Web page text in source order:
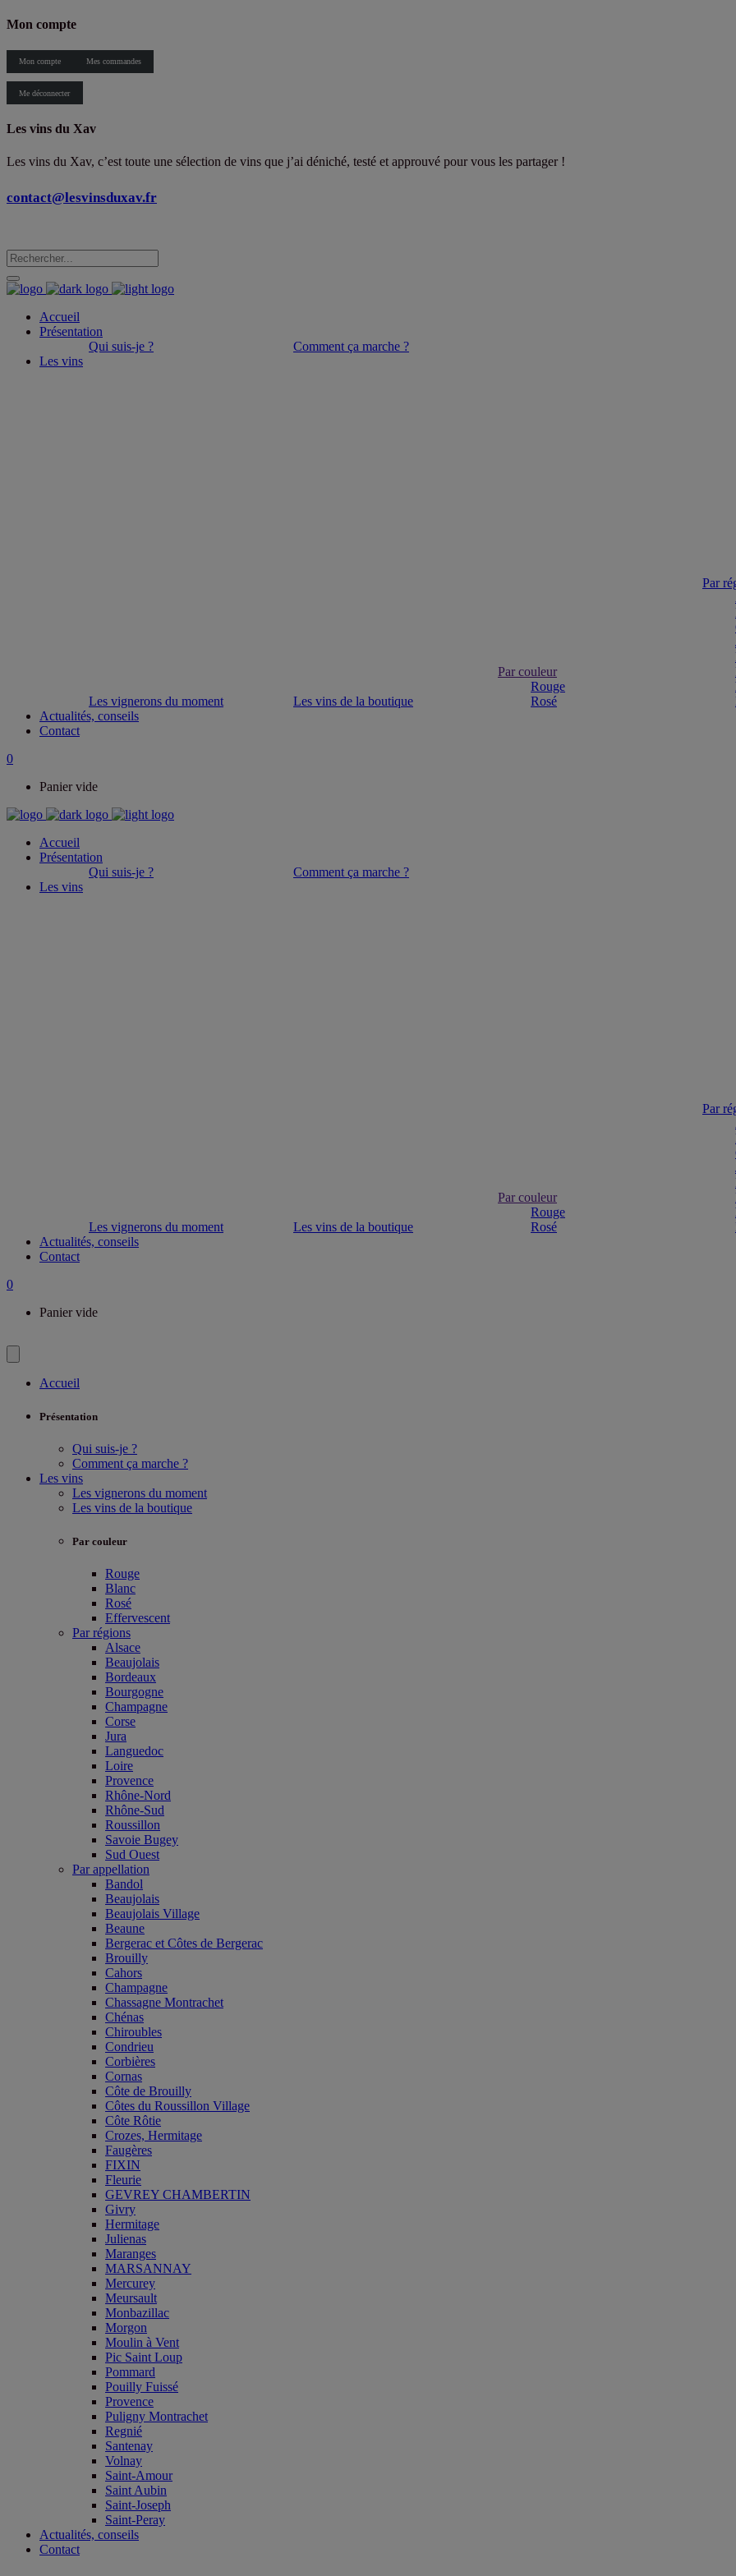
Mon compte
Mon compte Mes commandes
Me déconnecter
Les vins du Xav
Les vins du Xav, c’est toute une sélection de vins que j’ai déniché, testé et approuvé pour vous les partager !
contact@lesvinsduxav.fr
Accueil
Présentation
Qui suis-je ?
Comment ça marche ?
Les vins
Les vignerons du moment Les vins de la boutique
Par couleur
Rouge
Rosé
Par
Actualités, conseils
Contact
0
Panier vide
Accueil
Présentation
Qui suis-je ?
Comment ça marche ?
Les vins
Les vignerons du moment Les vins de la boutique
Par couleur
Rouge
Rosé
Par
Actualités, conseils
Contact
0
Panier vide
Accueil
Présentation
Qui suis-je ?
Comment ça marche ?
Les vins
Les vignerons du moment
Les vins de la boutique
Par couleur
Rouge
Blanc
Rosé
Effervescent
Par régions
Alsace
Beaujolais
Bordeaux
Bourgogne
Champagne
Corse
Jura
Languedoc
Loire
Provence
Rhône-Nord
Rhône-Sud
Roussillon
Savoie Bugey
Sud Ouest
Par appellation
Bandol
Beaujolais
Beaujolais Village
Beaune
Bergerac et Côtes de Bergerac
Brouilly
Cahors
Champagne
Chassagne Montrachet
Chénas
Chiroubles
Condrieu
Corbières
Cornas
Côte de Brouilly
Côtes du Roussillon Village
Côte Rôtie
Crozes, Hermitage
Faugères
FIXIN
Fleurie
GEVREY CHAMBERTIN
Givry
Hermitage
Julienas
Maranges
MARSANNAY
Mercurey
Meursault
Monbazillac
Morgon
Moulin à Vent
Pic Saint Loup
Pommard
Pouilly Fuissé
Provence
Puligny Montrachet
Regnié
Santenay
Volnay
Saint-Amour
Saint Aubin
Saint-Joseph
Saint-Peray
Actualités, conseils
Contact